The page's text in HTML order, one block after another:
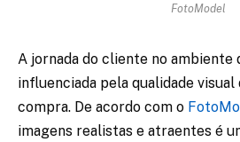
FotoModel
A jornada do cliente no
influenciada pela qualidade visual
compra. De acordo com o
imagens realistas e atraentes é